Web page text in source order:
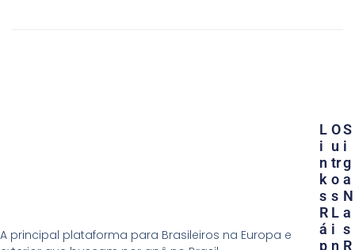
A principal plataforma para Brasileiros na Europa e
O
U
Tr
O
S
L
I
N
L
I
N
K
S
R
Á
P
S
I
G
A
N
A
S
R